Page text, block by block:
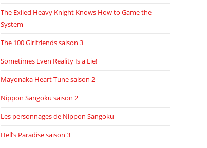
The Exiled Heavy Knight Knows How to Game the
System
The 100 Girlfriends saison 3
Sometimes Even Reality Is a Lie!
Mayonaka Heart Tune saison 2
Nippon Sangoku saison 2
Les personnages de Nippon Sangoku
Hell’s Paradise saison 3